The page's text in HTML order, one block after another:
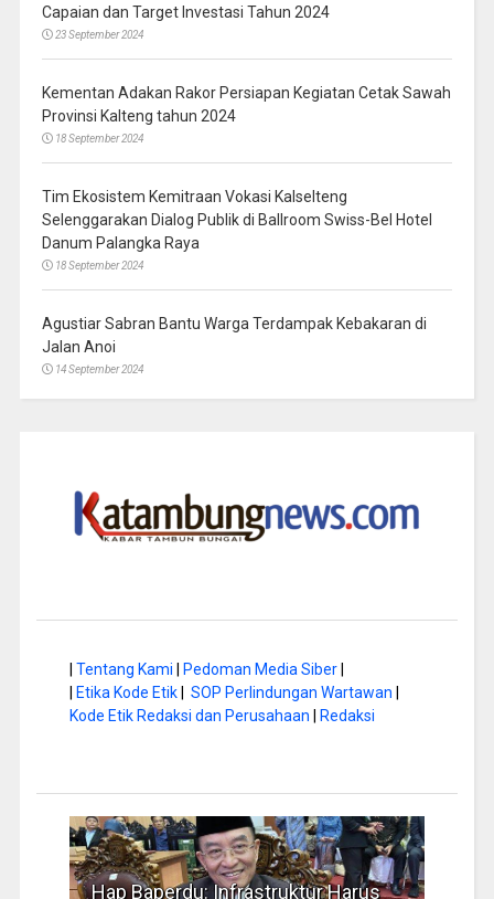
Capaian dan Target Investasi Tahun 2024
23 September 2024
Kementan Adakan Rakor Persiapan Kegiatan Cetak Sawah
Provinsi Kalteng tahun 2024
18 September 2024
Tim Ekosistem Kemitraan Vokasi Kalselteng
Selenggarakan Dialog Publik di Ballroom Swiss-Bel Hotel
Danum Palangka Raya
18 September 2024
Agustiar Sabran Bantu Warga Terdampak Kebakaran di
Jalan Anoi
14 September 2024
Tentang Kami Pedoman Media Siber|
Etika Kode Etik| SOP Perlindungan Wartawan
Kode Etik Redaksi dan Perusahaan
Redaksi
Musim Kemarau, DPRD Dorong